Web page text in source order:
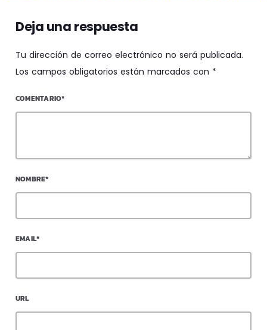
Deja una respuesta
Tu dirección de correo electrónico no será publicada.
Los campos obligatorios están marcados con *
COMENTARIO*
NOMBRE*
EMAIL*
URL